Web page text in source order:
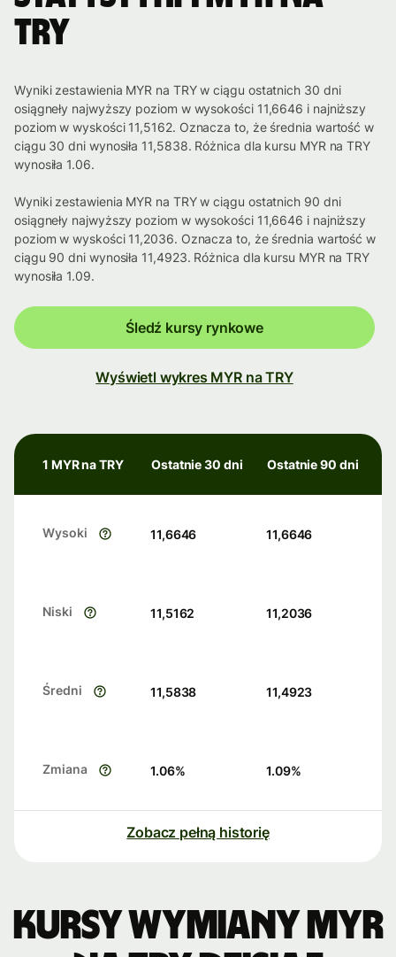
TRY
Wyniki zestawienia MYR na TRY w ciągu ostatnich 30 dni
osiągneły najwyższy poziom w wysokości 11,6646 i najniższy
poziom w wyskości 11,5162. Oznacza to, że średnia wartość w
ciągu 30 dni wynosiła 11,5838. Różnica dla kursu MYR na TRY
wynosiła 1.06.
Wyniki zestawienia MYR na TRY w ciągu ostatnich 90 dni
osiągneły najwyższy poziom w wysokości 11,6646 i najniższy
poziom w wyskości 11,2036. Oznacza to, że średnia wartość w
ciągu 90 dni wynosiła 11,4923. Różnica dla kursu MYR na TRY
wynosiła 1.09.
Śledź kursy rynkowe
Wyświetl wykres MYR na TRY
1 MYR na TRY Ostatnie 30 dni Ostatnie 90 dni
Wysoki 11,6646 11,6646
Niski 11,5162 11,2036
Średni 11,5838 11,4923
Zmiana 1.06% 1.09%
Zobacz pełną historię
Kursy wymiany MYR